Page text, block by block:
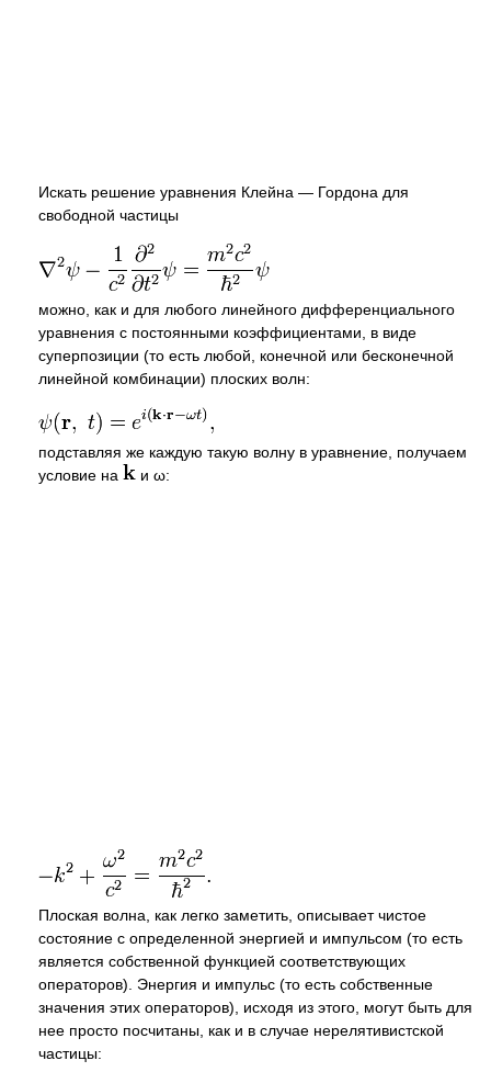
Искать решение уравнения Клейна — Гордона для
свободной частицы
можно, как и для любого линейного дифференциального
уравнения с постоянными коэффициентами, в виде
суперпозиции (то есть любой, конечной или бесконечной
линейной комбинации) плоских волн:
подставляя же каждую такую волну в уравнение, получаем
условие на
и ω:
Плоская волна, как легко заметить, описывает чистое
состояние с определенной энергией и импульсом (то есть
является собственной функцией соответствующих
операторов). Энергия и импульс (то есть собственные
значения этих операторов), исходя из этого, могут быть для
нее просто посчитаны, как и в случае нерелятивистской
частицы: